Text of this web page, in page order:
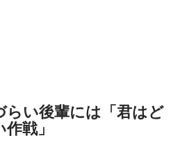
らい後輩には「君はど
戦」